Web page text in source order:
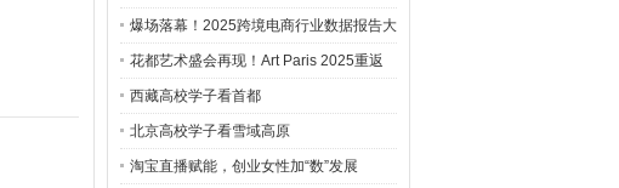
爆场落幕！2025跨境电商行业数据报告大
会成功举办
花都艺术盛会再现！Art Paris 2025重返
巴黎大皇宫
西藏高校学子看首都
北京高校学子看雪域高原
淘宝直播赋能，创业女性加“数”发展